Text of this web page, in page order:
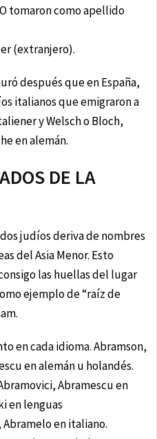
tomaron como apellido
(extranjero).
después que en España,
italianos que emigraron a
y Welsch o Bloch,
en alemán.
DE LA
judíos deriva de nombres
del Asia Menor. Esto
las huellas del lugar
ejemplo de “raíz de
en cada idioma. Abramson,
en alemán u holandés.
Abramescu en
en lenguas
Abramelo en italiano.